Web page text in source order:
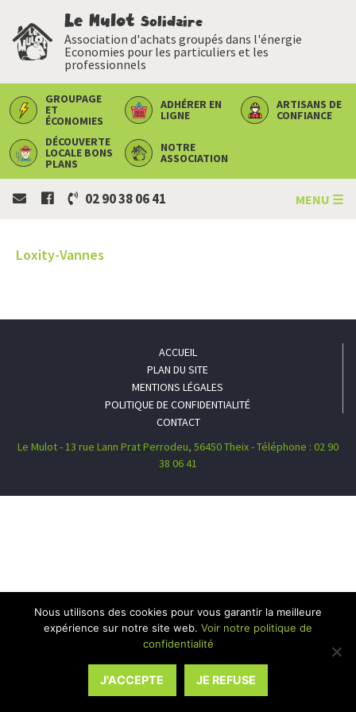
Le Mulot Solidaire
Association d'achats groupés dans l'énergie
Economies pour les particuliers et les
professionnels
GROUPAGE
ET
ÉCONOMIES
ADHÉRER EN
LIGNE
ARTISANS DE
CONFIANCE
DÉCOUVERTE
LOCALE BONS
PLANS
NOTRE
ASSOCIATION
02 90 38 06 41 MENU ☰
Loxity-Vannes
ACCUEIL
PLAN DU SITE
MENTIONS LÉGALES
POLITIQUE DE CONFIDENTIALITÉ
CONTACT
Le Mulot - 13 rue Lann Prat Perrodeu, 56450 Theix - Téléphone : 02 90
38 06 41
Nous utilisons des cookies pour vous garantir la meilleure
expérience sur notre site web. Voir notre politique de
confidentialité
J'ACCEPTE JE REFUSE